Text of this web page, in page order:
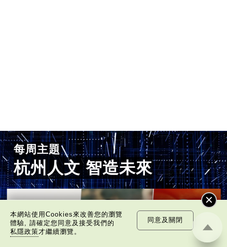
每周主題
杭州人文 智造未來
本網站使用Cookies來改善您的瀏覽
體驗, 請確定您同意及接受我們的
私隱政策才繼續瀏覽。
同意及關閉